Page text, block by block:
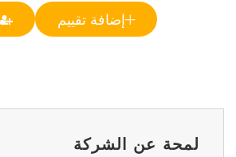
إضافة تقييم
لمحة عن الشركة